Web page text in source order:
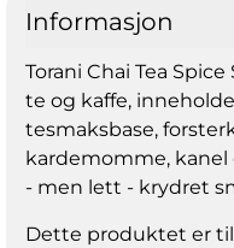
Informasjon
Torani Chai Tea
te og kaffe,
tesmaksbase,
kardemomme,
- men lett - krydret
Dette produktet er